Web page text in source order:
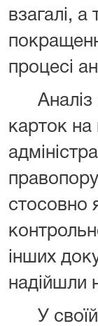
взагалі,
процесі
Аналіз
карток на
стосовно
інших
надійшли
У своїй